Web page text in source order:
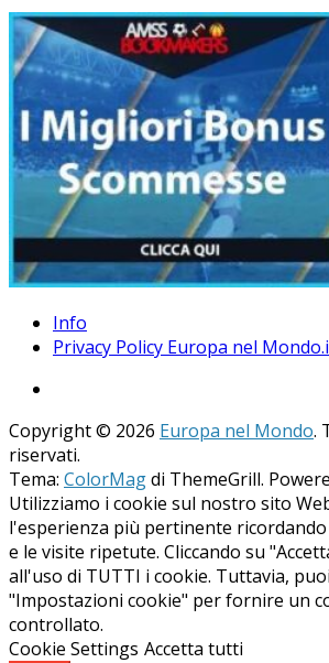
Info
Privacy Policy Europa nel
Copyright © 2026 Europa nel Mondo.
riservati.
Tema: ColorMagdi ThemeGrill.
Utilizziamo i cookie sul nostro sito
l'esperienza più pertinente
e le visite ripetute. Cliccando su
all'uso di TUTTI i cookie. Tuttavia,
"Impostazioni cookie" per fornire un
controllato.
Cookie Settings Accetta tutti